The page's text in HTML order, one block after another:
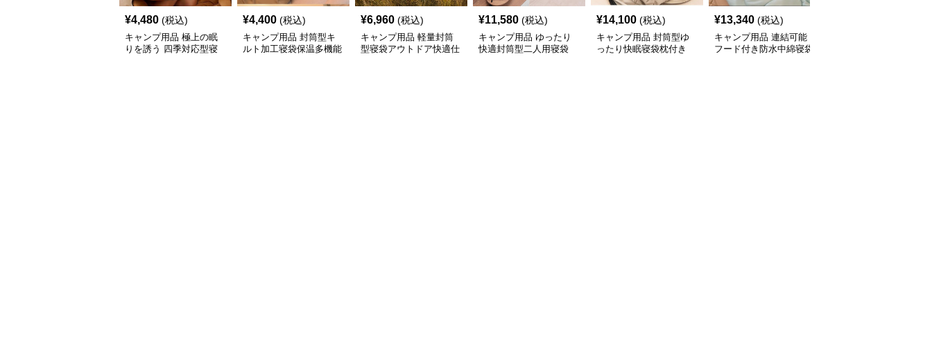
¥4,480 (税込)
キャンプ用品 極上の眠
りを誘う 四季対応型寝
¥4,400 (税込)
キャンプ用品 封筒型キ
ルト加工寝袋保温多機能
¥6,960 (税込)
キャンプ用品 軽量封筒
型寝袋アウトドア快適仕
¥11,580 (税込)
キャンプ用品 ゆったり
快適封筒型二人用寝袋
¥14,100 (税込)
キャンプ用品 封筒型ゆ
ったり快眠寝袋枕付き
¥13,340 (税込)
キャンプ用品 連結可能
フード付き防水中綿寝袋